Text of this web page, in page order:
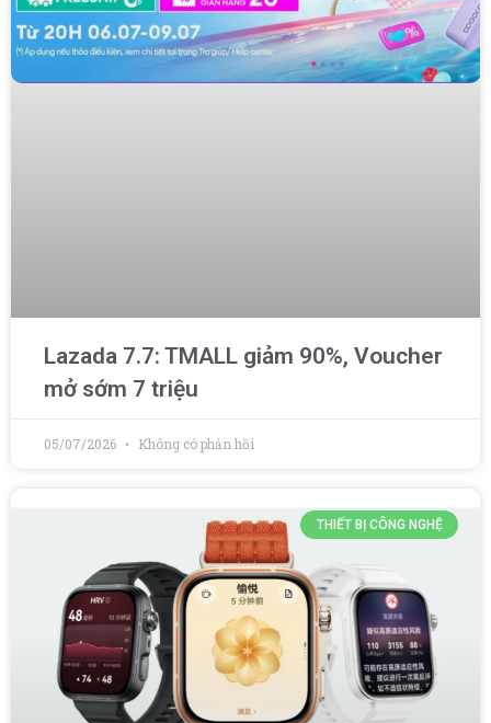
Lazada 7.7: TMALL giảm 90%, Voucher
mở sớm 7 triệu
05/07/2026 Không có phản hồi
THIẾT BỊ CÔNG NGHỆ